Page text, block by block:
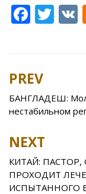
F
ac
b
o
o
T
w
Post
navigation
PREV
БАНГЛАДЕШ:
нестабильном
NEXT
КИТАЙ:
ПРОХОДИТ
ИСПЫТАННОГО